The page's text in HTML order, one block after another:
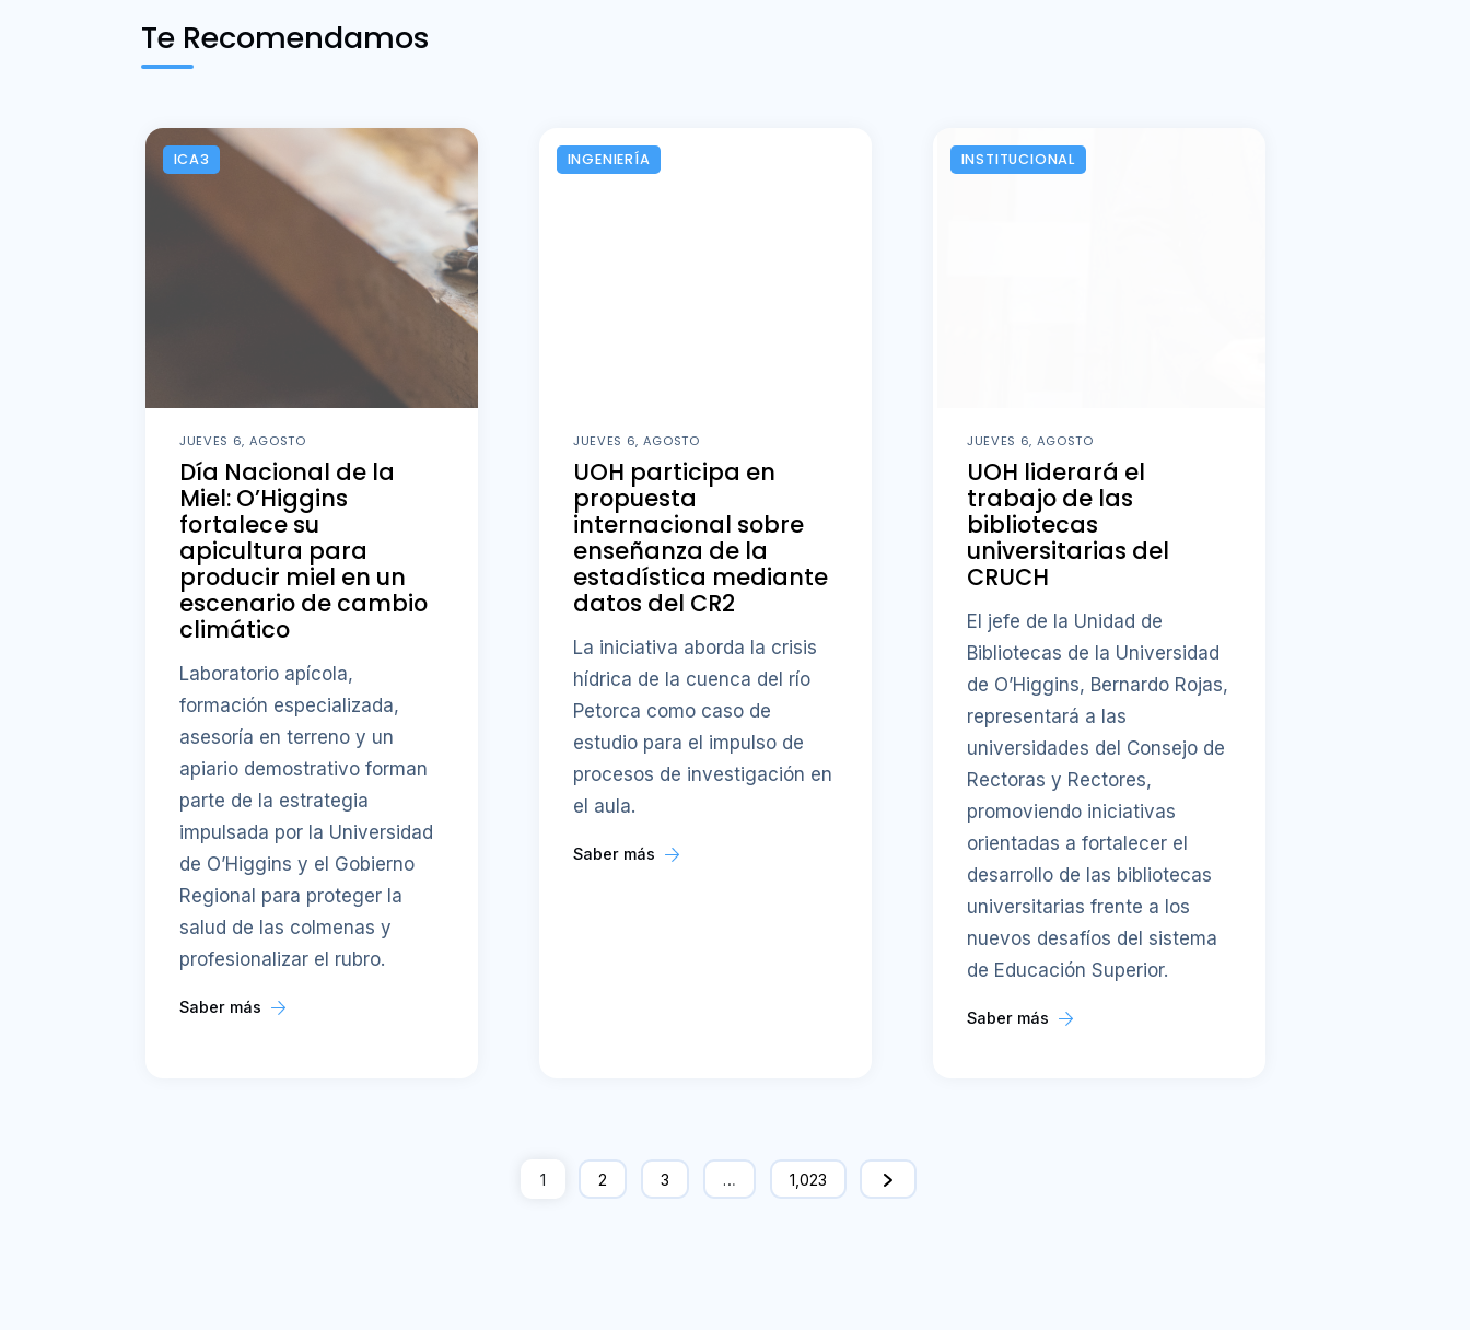
Te Recomendamos
ICA3
JUEVES 6, AGOSTO
Día Nacional de la
Miel: O’Higgins
fortalece su
apicultura para
producir miel en un
escenario de cambio
climático
Laboratorio apícola,
formación especializada,
asesoría en terreno y un
apiario demostrativo forman
parte de la estrategia
impulsada por la Universidad
de O’Higgins y el Gobierno
Regional para proteger la
salud de las colmenas y
profesionalizar el rubro.
Saber más
INGENIERÍA
JUEVES 6, AGOSTO
UOH participa en
propuesta
internacional sobre
enseñanza de la
estadística mediante
datos del CR2
La iniciativa aborda la crisis
hídrica de la cuenca del río
Petorca como caso de
estudio para el impulso de
procesos de investigación en
el aula.
Saber más
INSTITUCIONAL
JUEVES 6, AGOSTO
UOH liderará el
trabajo de las
bibliotecas
universitarias del
CRUCH
El jefe de la Unidad de
Bibliotecas de la Universidad
de O’Higgins, Bernardo Rojas,
representará a las
universidades del Consejo de
Rectoras y Rectores,
promoviendo iniciativas
orientadas a fortalecer el
desarrollo de las bibliotecas
universitarias frente a los
nuevos desafíos del sistema
de Educación Superior.
Saber más
1 2 3 … 1,023